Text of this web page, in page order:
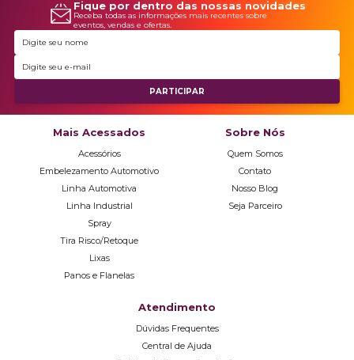
Fique por dentro das nossas novidades
Receba todas as informações mais recentes sobre
eventos, vendas e ofertas.
Mais Acessados
Acessórios
Embelezamento Automotivo
Linha Automotiva
Linha Industrial
Spray
Tira Risco/Retoque
Lixas
Panos e Flanelas
Sobre Nós
Quem Somos
Contato
Nosso Blog
Seja Parceiro
Atendimento
Dúvidas Frequentes
Central de Ajuda